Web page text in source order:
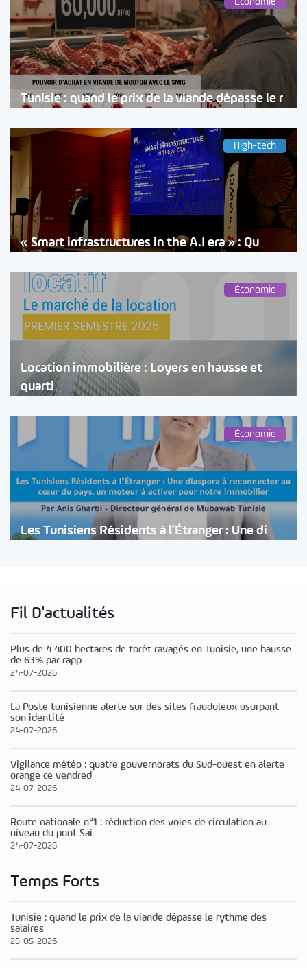
Tunisie : quand le prix de la viande dépasse le r
High-tech
« Smart infrastructures in the A.I era » : Qu
Économie
Location immobilière : Loyers en hausse et
quarti
Économie
Les Tunisiens Résidents à l’Étranger : Une di
Fil D'actualités
Plus de 4 400 hectares de forêt ravagés en Tunisie, une hausse
de 63% par rapp
24-07-2026
La Poste tunisienne alerte sur des sites frauduleux usurpant
son identité
24-07-2026
Vigilance météo : quatre gouvernorats du Sud-ouest en alerte
orange ce vendred
24-07-2026
Route nationale n°1 : réduction des voies de circulation au
niveau du pont Sai
24-07-2026
Temps Forts
Tunisie : quand le prix de la viande dépasse le rythme des
salaires
25-05-2026